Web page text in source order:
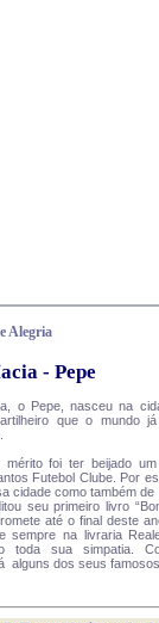
Alegria
- Pepe
o Pepe, nasceu na
que o mundo
mérito foi ter beijado
Futebol Clube. Por
cidade como também
seu primeiro livro
até o final deste
sempre na livraria
toda sua simpatia.
alguns dos seus